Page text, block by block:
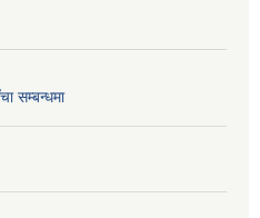
सम्बन्धमा